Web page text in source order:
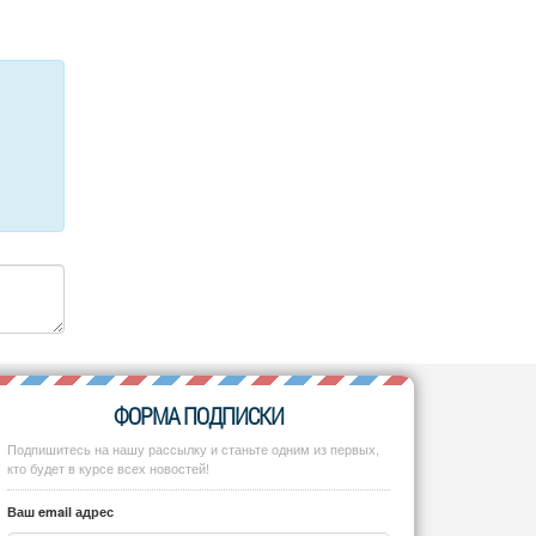
ФОРМА ПОДПИСКИ
Подпишитесь на нашу рассылку и станьте одним из первых,
кто будет в курсе всех новостей!
Ваш email адрес